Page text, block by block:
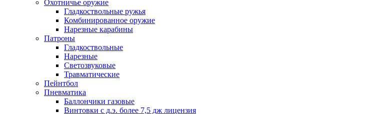
Охотничье оружие
Гладкоствольные ружья
Комбинированное оружие
Нарезные карабины
Патроны
Гладкоствольные
Нарезные
Светозвуковые
Травматические
Пейнтбол
Пневматика
Баллончики газовые
Винтовки с д.э. более 7,5 дж лицензия